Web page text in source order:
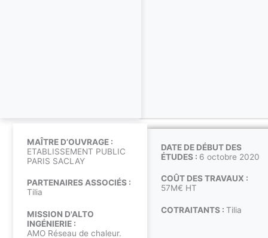
DATE DE DÉBUT DES
ÉTUDES : 6 octobre 2020
COÛT DES TRAVAUX :
57M€ HT
COTRAITANTS : Tilia
MAÎTRE D’OUVRAGE :
ETABLISSEMENT PUBLIC
PARIS SACLAY
PARTENAIRES ASSOCIÉS :
Tilia
MISSION D'ALTO
INGÉNIERIE :
AMO Réseau de chaleur.